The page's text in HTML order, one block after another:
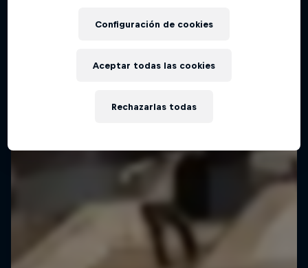
Configuración de cookies
Rechazarlas todas
Aceptar todas las cookies